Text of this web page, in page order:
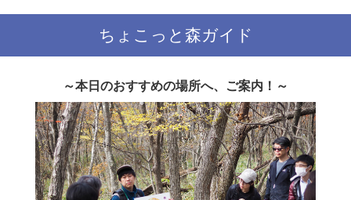
ちょこっと森ガイド
～本日のおすすめの場所へ、ご案内！～